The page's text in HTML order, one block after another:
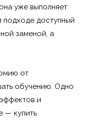
уже выполняет
доступный
заменой, а
от
обучению. Одно
и
— купить